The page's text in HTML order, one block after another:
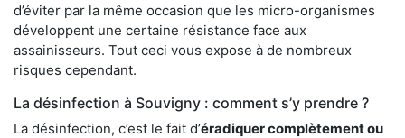
d’éviter par la même occasion que les micro-organismes
développent une certaine résistance face aux
assainisseurs. Tout ceci vous expose à de nombreux
risques cependant.
La désinfection à Souvigny : comment s’y prendre ?
La désinfection, c’est le fait d’éradiquer complètement ou